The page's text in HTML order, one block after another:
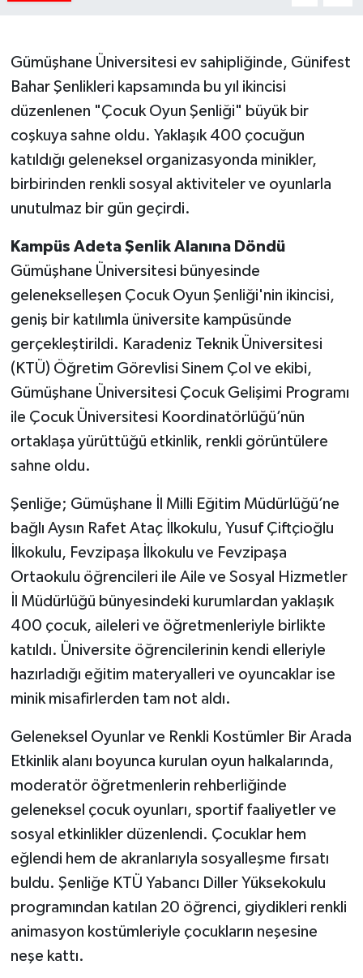
Gümüşhane Üniversitesi ev sahipliğinde, Günifest
Bahar Şenlikleri kapsamında bu yıl ikincisi
düzenlenen "Çocuk Oyun Şenliği" büyük bir
coşkuya sahne oldu. Yaklaşık 400 çocuğun
katıldığı geleneksel organizasyonda minikler,
birbirinden renkli sosyal aktiviteler ve oyunlarla
unutulmaz bir gün geçirdi.
Kampüs Adeta Şenlik Alanına Döndü
Gümüşhane Üniversitesi bünyesinde
gelenekselleşen Çocuk Oyun Şenliği'nin ikincisi,
geniş bir katılımla üniversite kampüsünde
gerçekleştirildi. Karadeniz Teknik Üniversitesi
(KTÜ) Öğretim Görevlisi Sinem Çol ve ekibi,
Gümüşhane Üniversitesi Çocuk Gelişimi Programı
ile Çocuk Üniversitesi Koordinatörlüğü’nün
ortaklaşa yürüttüğü etkinlik, renkli görüntülere
sahne oldu.
Şenliğe; Gümüşhane İl Milli Eğitim Müdürlüğü’ne
bağlı Aysın Rafet Ataç İlkokulu, Yusuf Çiftçioğlu
İlkokulu, Fevzipaşa İlkokulu ve Fevzipaşa
Ortaokulu öğrencileri ile Aile ve Sosyal Hizmetler
İl Müdürlüğü bünyesindeki kurumlardan yaklaşık
400 çocuk, aileleri ve öğretmenleriyle birlikte
katıldı. Üniversite öğrencilerinin kendi elleriyle
hazırladığı eğitim materyalleri ve oyuncaklar ise
minik misafirlerden tam not aldı.
Geleneksel Oyunlar ve Renkli Kostümler Bir Arada
Etkinlik alanı boyunca kurulan oyun halkalarında,
moderatör öğretmenlerin rehberliğinde
geleneksel çocuk oyunları, sportif faaliyetler ve
sosyal etkinlikler düzenlendi. Çocuklar hem
eğlendi hem de akranlarıyla sosyalleşme fırsatı
buldu. Şenliğe KTÜ Yabancı Diller Yüksekokulu
programından katılan 20 öğrenci, giydikleri renkli
animasyon kostümleriyle çocukların neşesine
neşe kattı.